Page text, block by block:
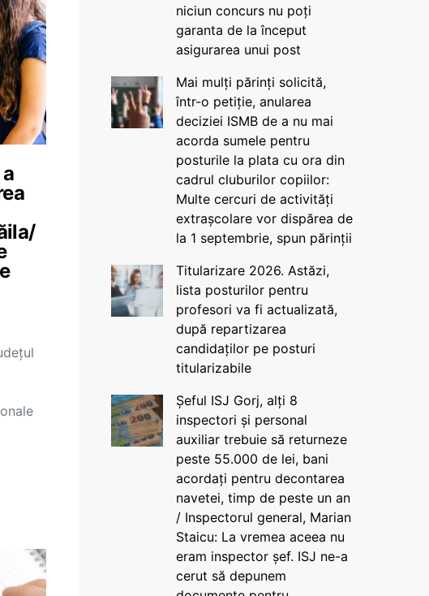
niciun concurs nu poți
garanta de la început
asigurarea unui post
Mai mulți părinți solicită,
într-o petiție, anularea
deciziei ISMB de a nu mai
acorda sumele pentru
posturile la plata cu ora din
cadrul cluburilor copiilor:
Multe cercuri de activități
extrașcolare vor dispărea de
la 1 septembrie, spun părinții
Titularizare 2026. Astăzi,
lista posturilor pentru
profesori va fi actualizată,
după repartizarea
candidaților pe posturi
titularizabile
Șeful ISJ Gorj, alți 8
inspectori și personal
auxiliar trebuie să returneze
peste 55.000 de lei, bani
acordați pentru decontarea
navetei, timp de peste un an
/ Inspectorul general, Marian
Staicu: La vremea aceea nu
eram inspector șef. ISJ ne-a
cerut să depunem